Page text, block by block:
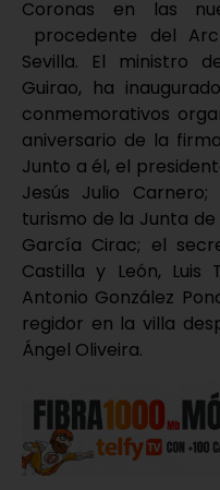
Coronas en las
procedente del
Sevilla. El ministro
Guirao, ha
conmemorativos
aniversario de la
Junto a él, el
Jesús Julio
turismo de la Junta
García Cirac; el
Castilla y León, Luis
Antonio González
regidor en la villa
Ángel Oliveira.